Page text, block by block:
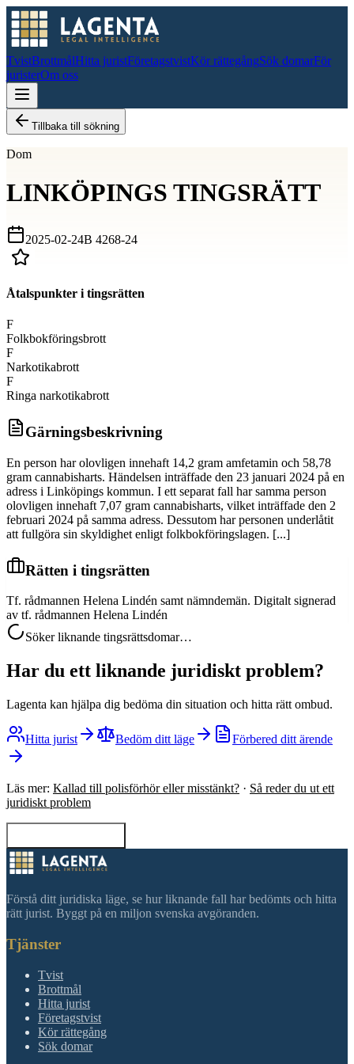
TvistBrottmålHitta juristFöretagstvistKör rättegångSök domarFör
juristerOm oss
Tillbaka till sökning
Dom
LINKÖPINGS TINGSRÄTT
2025-02-24B 4268-24
Åtalspunkter i tingsrätten
F
Folkbokföringsbrott
F
Narkotikabrott
F
Ringa narkotikabrott
Gärningsbeskrivning
En person har olovligen innehaft 14,2 gram amfetamin och 58,78
gram cannabisharts. Händelsen inträffade den 23 januari 2024 på en
adress i Linköpings kommun. I ett separat fall har samma person
olovligen innehaft 7,07 gram cannabisharts, vilket inträffade den 2
februari 2024 på samma adress. Dessutom har personen underlåtit
att fullgöra sin skyldighet enligt folkbokföringslagen. [...]
Rätten i tingsrätten
Tf. rådmannen Helena Lindén samt nämndemän. Digitalt signerad
av tf. rådmannen Helena Lindén
Söker liknande tingsrättsdomar…
Har du ett liknande juridiskt problem?
Lagenta kan hjälpa dig bedöma din situation och hitta rätt ombud.
Hitta jurist Bedöm ditt läge Förbered ditt ärende
Läs mer: Kallad till polisförhör eller misstänkt? · Så reder du ut ett
juridiskt problem
Förstå ditt juridiska läge, se hur liknande fall har bedömts och hitta
rätt jurist. Byggt på en miljon svenska avgöranden.
Tjänster
Tvist
Brottmål
Hitta jurist
Företagstvist
Kör rättegång
Sök domar